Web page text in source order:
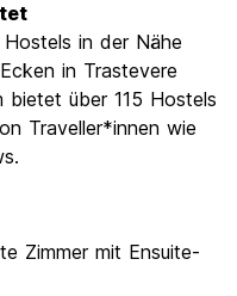
in der Nähe
in Trastevere
über 115 Hostels
Traveller*innen wie
Zimmer mit Ensuite-